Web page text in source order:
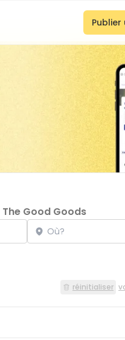
The Good Goods
Localisation
réinitialiser